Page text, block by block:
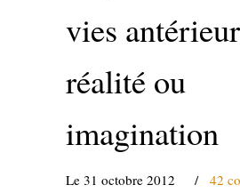
vies
réalité ou
imagination
Le 31 octobre 2012 / 42